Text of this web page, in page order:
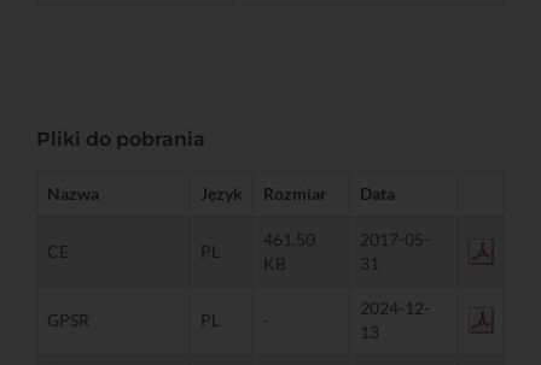
Pliki do pobrania
Nazwa Język Rozmiar Data
CE PL
461,50
KB
2017-05-
31
GPSR PL -
2024-12-
13